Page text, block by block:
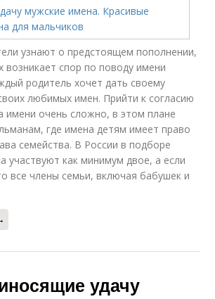
узнают о предстоящем пополнении,
возникает спор по поводу имени
родитель хочет дать своему
любимых имен. Прийти к согласию
имени очень сложно, в этом плане
где имена детям имеет право
семейства. В России в подборе
участвуют как минимум двое, а если
все члены семьи, включая бабушек и
удачу